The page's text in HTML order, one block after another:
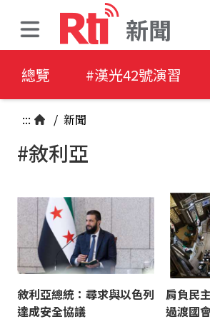
新聞
總覽 #漢光42號演習
::: / 新聞
#敘利亞
敘利亞總統：尋求與以色列
達成安全協議
肩負民
過渡國